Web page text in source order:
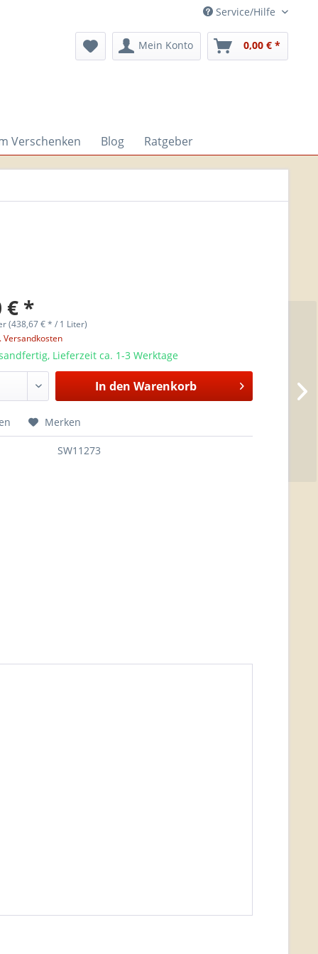
Service/Hilfe
Mein Konto 0,00 € *
Verschenken Blog Ratgeber
€ *
(438,67 € * / 1 Liter)
Versandkosten
Lieferzeit ca. 1-3 Werktage
In den Warenkorb
Merken
SW11273